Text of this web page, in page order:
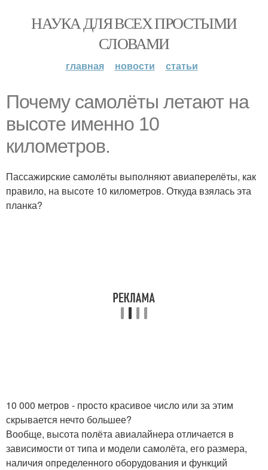
НАУКА ДЛЯ ВСЕХ ПРОСТЫМИ
СЛОВАМИ
главная новости статьи
Почему самолёты летают на
высоте именно 10
километров.
Пассажирские самолёты выполняют авиаперелёты, как
правило, на высоте 10 километров. Откуда взялась эта
планка?
10 000 метров - просто красивое число или за этим
скрывается нечто большее?
Вообще, высота полёта авиалайнера отличается в
зависимости от типа и модели самолёта, его размера,
наличия определенного оборудования и функций